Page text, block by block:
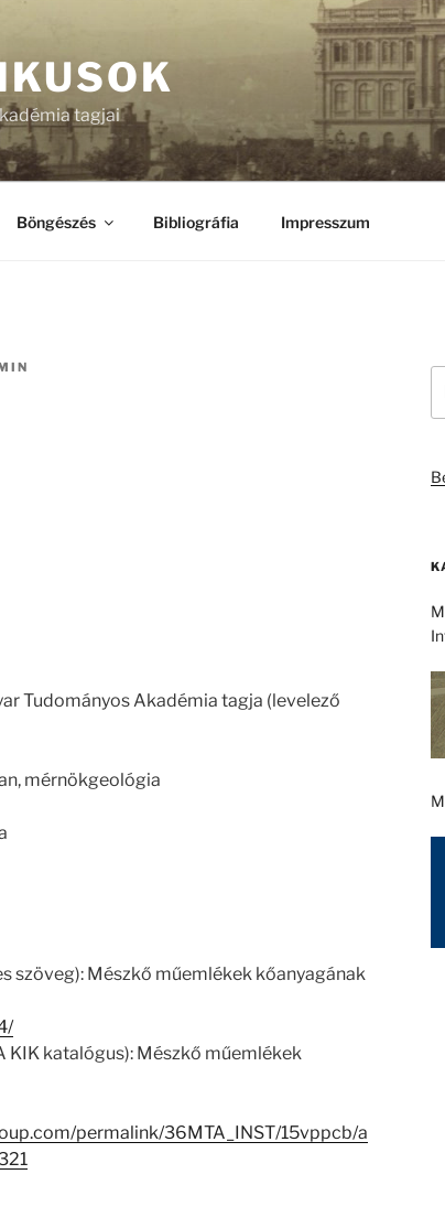
tagjai
Böngészés Bibliográfia Impresszum
Tudományos Akadémia tagja (levelező
mérnökgeológia
szöveg): Mészkő műemlékek kőanyagának
KIK katalógus): Mészkő műemlékek
permalink/36MTA_INST/15vppcb/a